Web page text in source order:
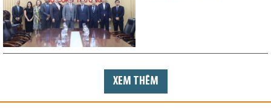
XEM THÊM